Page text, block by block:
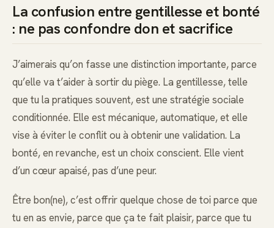
La confusion entre gentillesse et bonté
: ne pas confondre don et sacrifice
J’aimerais qu’on fasse une distinction importante, parce
qu’elle va t’aider à sortir du piège. La gentillesse, telle
que tu la pratiques souvent, est une stratégie sociale
conditionnée. Elle est mécanique, automatique, et elle
vise à éviter le conflit ou à obtenir une validation. La
bonté, en revanche, est un choix conscient. Elle vient
d’un cœur apaisé, pas d’une peur.
Être bon(ne), c’est offrir quelque chose de toi parce que
tu en as envie, parce que ça te fait plaisir, parce que tu